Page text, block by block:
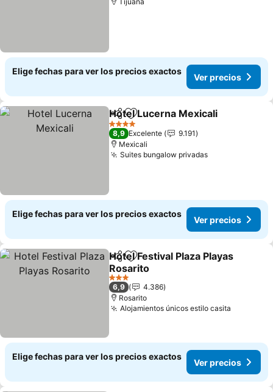
Elige fechas para ver los precios exactos
Ver precios
CompartirAgregar a favoritos
Hotel Lucerna Mexicali
4 Estrellas
8,9 Excelente
9.191
Mexicali
Suites bungalow privadasVer precios
Elige fechas para ver los precios exactos
Ver precios
CompartirAgregar a favoritos
Hotel Festival Plaza Playas
Rosarito
Ver precios
3 Estrellas
6,9
4.386
Rosarito
Alojamientos únicos estilo casita
Elige fechas para ver los precios exactos
Ver precios